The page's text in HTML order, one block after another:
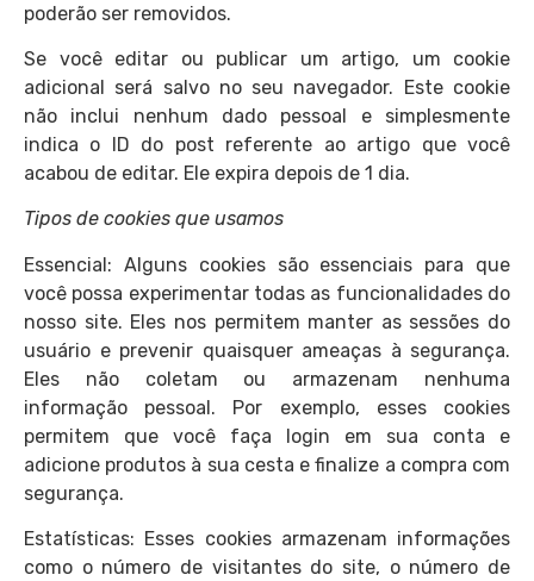
poderão ser removidos.
Se você editar ou publicar um artigo, um cookie
adicional será salvo no seu navegador. Este cookie
não inclui nenhum dado pessoal e simplesmente
indica o ID do post referente ao artigo que você
acabou de editar. Ele expira depois de 1 dia.
Tipos de cookies que usamos
Essencial: Alguns cookies são essenciais para que
você possa experimentar todas as funcionalidades do
nosso site. Eles nos permitem manter as sessões do
usuário e prevenir quaisquer ameaças à segurança.
Eles não coletam ou armazenam nenhuma
informação pessoal. Por exemplo, esses cookies
permitem que você faça login em sua conta e
adicione produtos à sua cesta e finalize a compra com
segurança.
Estatísticas: Esses cookies armazenam informações
como o número de visitantes do site, o número de